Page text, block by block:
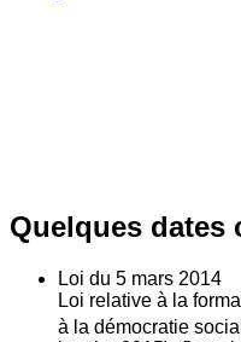
Quelques dates
Loi du 5 mars 2014
Loi relative à la
à la démocratie